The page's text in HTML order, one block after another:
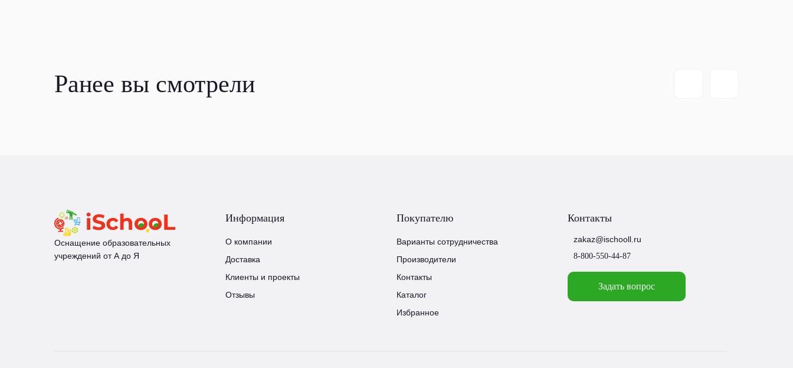
Ранее вы смотрели
Оснащение образовательных
учреждений от А до Я
Информация
О компании
Доставка
Клиенты и проекты
Отзывы
Покупателю
Варианты сотрудничества
Производители
Контакты
Каталог
Избранное
Контакты
zakaz@ischooll.ru
8-800-550-44-87
Задать вопрос